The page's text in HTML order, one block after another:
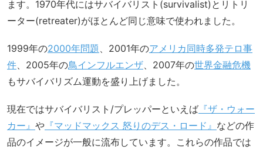
ます。1970年代にはサバイバリスト(survivalist)とリトリ
ーター(retreater)がほとんど同じ意味で使われました。
1999年の2000年問題 、2001年のアメリカ同時多発テロ事
件 、2005年の鳥インフルエンザ 、2007年の世界金融危機
もサバイバリズム運動を盛り上げました。
現在ではサバイバリスト/プレッパーといえば 『ザ・ウォー
カー』 や 『マッドマックス 怒りのデス・ロード』 などの作
品のイメージが一般に流布しています。これらの作品では